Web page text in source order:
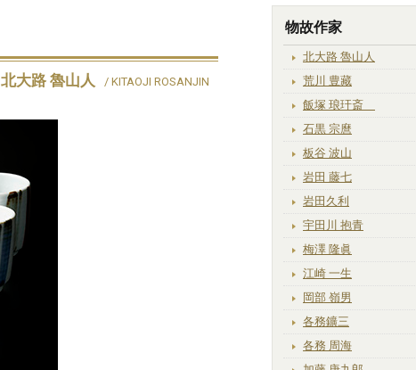
北大路 魯山人 / KITAOJI ROSANJIN
物故作家
北大路 魯山人
荒川 豊藏
飯塚 琅玕斎
石黒 宗麿
板谷 波山
岩田 藤七
岩田久利
宇田川 抱青
梅澤 隆眞
江崎 一生
岡部 嶺男
各務鑛三
各務 周海